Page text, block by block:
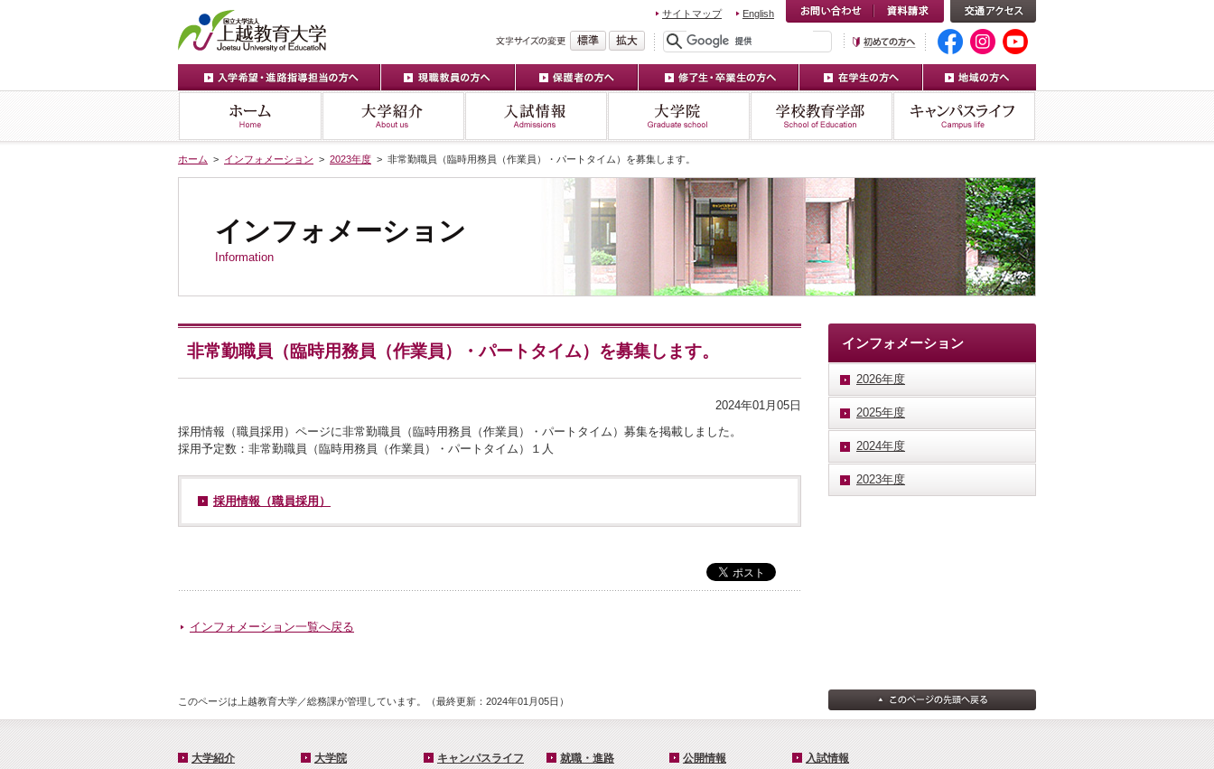
サイトマップ English
ホーム > インフォメーション > 2023年度 > 非常勤職員（臨時用務員（作業員）・パートタイム）を募集します。
インフォメーション
Information
非常勤職員（臨時用務員（作業員）・パートタイム）を募集します。
2024年01月05日
採用情報（職員採用）ページに非常勤職員（臨時用務員（作業員）・パートタイム）募集を掲載しました。
採用予定数：非常勤職員（臨時用務員（作業員）・パートタイム）１人
採用情報（職員採用）
インフォメーション一覧へ戻る
インフォメーション
2026年度
2025年度
2024年度
2023年度
このページは上越教育大学／総務課が管理しています。（最終更新：2024年01月05日）
大学紹介
大学院
キャンパスライフ
就職・進路
公開情報
入試情報